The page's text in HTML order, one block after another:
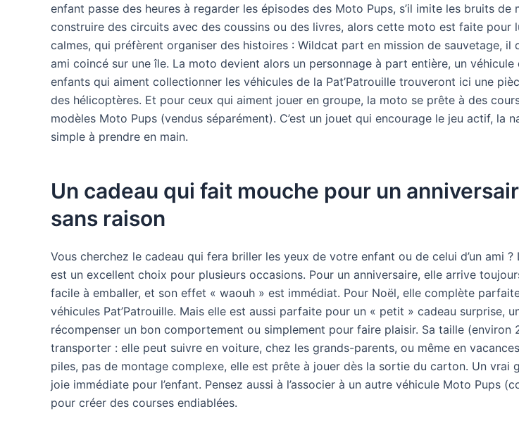
enfant passe des heures à regarder les épisodes des Moto Pups, s’il imite les bruits de
construire des circuits avec des coussins ou des livres, alors cette moto est faite pour
calmes, qui préfèrent organiser des histoires : Wildcat part en mission de sauvetage,
ami coincé sur une île. La moto devient alors un personnage à part entière, un
enfants qui aiment collectionner les véhicules de la Pat’Patrouille trouveront ici une
des hélicoptères. Et pour ceux qui aiment jouer en groupe, la moto se prête à des
modèles Moto Pups (vendus séparément). C’est un jouet qui encourage le jeu actif, la
simple à prendre en main.
Un cadeau qui fait mouche pour un
sans raison
Vous cherchez le cadeau qui fera briller les yeux de votre enfant ou de celui d’un ami
est un excellent choix pour plusieurs occasions. Pour un anniversaire, elle arrive
facile à emballer, et son effet « waouh » est immédiat. Pour Noël, elle complète
véhicules Pat’Patrouille. Mais elle est aussi parfaite pour un « petit » cadeau surprise,
récompenser un bon comportement ou simplement pour faire plaisir. Sa taille (environ
transporter : elle peut suivre en voiture, chez les grands-parents, ou même en
piles, pas de montage complexe, elle est prête à jouer dès la sortie du carton. Un vrai
joie immédiate pour l’enfant. Pensez aussi à l’associer à un autre véhicule Moto Pups
pour créer des courses endiablées.